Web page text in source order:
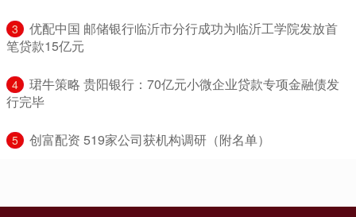
3
​优配中国 邮储银行临沂市分行成功为临沂工学院发放首
笔贷款15亿元
4
​珺牛策略 贵阳银行：70亿元小微企业贷款专项金融债发
行完毕
5 ​创富配资 519家公司获机构调研（附名单）